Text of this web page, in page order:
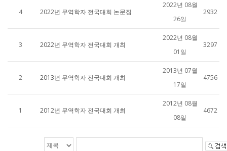
4 2022년 무역학자 전국대회 논문집
2022년 08월
26일
2932
3 2022년 무역학자 전국대회 개최
2022년 08월
01일
3297
2 2013년 무역학자 전국대회 개최
2013년 07월
17일
4756
1 2012년 무역학자 전국대회 개최
2012년 08월
08일
4672